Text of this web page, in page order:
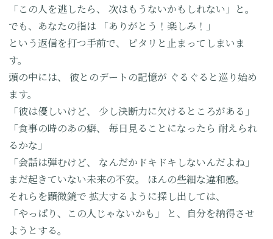
「この人を逃したら、
次はもうないかもしれない」と。
でも、あなたの指は
「ありがとう！楽しみ！」
という返信を打つ手前で、
ピタリと止まってしまいま
す。
頭の中には、
彼とのデートの記憶が ぐるぐると巡り始め
ます。
「彼は優しいけど、
少し決断力に欠けるところがある」
「食事の時のあの癖、
毎日見ることになったら 耐えられ
るかな」
「会話は弾むけど、
なんだかドキドキしないんだよね」
まだ起きていない未来の不安。
ほんの些細な違和感。
それらを顕微鏡で 拡大するように探し出しては、
「やっぱり、この人じゃないかも」
と、自分を納得させ
ようとする。